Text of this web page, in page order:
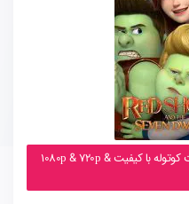
دانلود کارتون سینمایی کفش قرمزی و هفت کوتوله با کیفیت 1080p & 720p &